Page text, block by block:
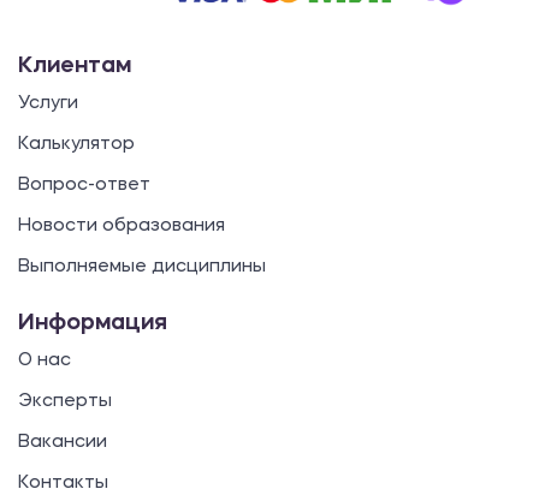
Клиентам
Услуги
Калькулятор
Вопрос-ответ
Новости образования
Выполняемые дисциплины
Информация
О нас
Эксперты
Вакансии
Контакты